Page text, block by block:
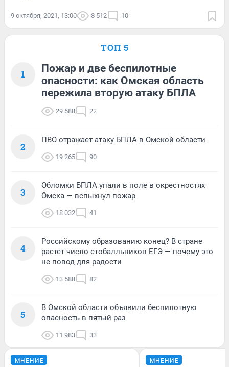
9 октября, 2021, 13:00 8 512 10
ТОП 5
1
Пожар и две беспилотные
опасности: как Омская область
пережила вторую атаку БПЛА
29 588 22
2
ПВО отражает атаку БПЛА в Омской области
19 265 90
3
Обломки БПЛА упали в поле в окрестностях
Омска — вспыхнул пожар
18 032 41
4
Российскому образованию конец? В стране
растет число стобалльников ЕГЭ — почему это
не повод для радости
13 588 82
5
В Омской области объявили беспилотную
опасность в пятый раз
11 983 33
МНЕНИЕ МНЕНИЕ